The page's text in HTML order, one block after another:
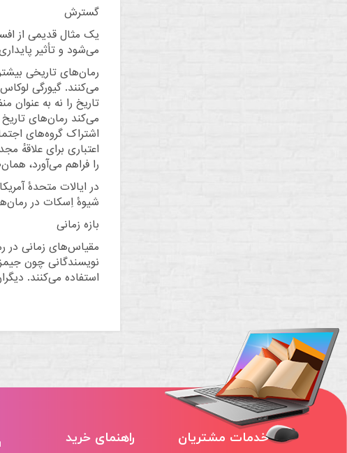
گسترش
یک مثال قدیمی از
می‌شود و تأثیر
رمان‌های تاریخی بیشتر در قرن ۱۹اُم مشهور
می‌کنند.گیورگی لوکاس
تاریخ را نه به
می‌کند رمان‌های
اشتراک گروه‌های
اعتباری برای علاقهٔ
را فراهم می‌آورد،
در ایالات متحدهٔ
شیوهٔ اِسکات در
بازه زمانی
مقیاس‌های زمانی در
نویسندگانی چون
استفاده می‌کنند.
خدمات مشتریان راهنمای خرید